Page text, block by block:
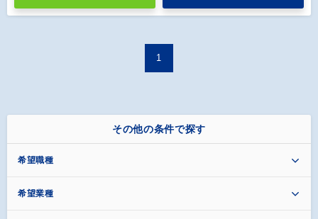
1
その他の条件で探す
希望職種
希望業種